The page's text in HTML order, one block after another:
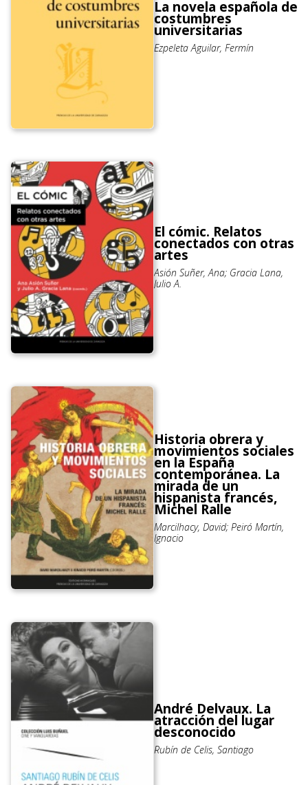
La novela española de
costumbres
universitarias
Ezpeleta Aguilar, Fermín
El cómic. Relatos
conectados con otras
artes
Asión Suñer, Ana; Gracia Lana,
Julio A.
Historia obrera y
movimientos sociales
en la España
contemporánea. La
mirada de un
hispanista francés,
Michel Ralle
Marcilhacy, David; Peiró Martín,
Ignacio
André Delvaux. La
atracción del lugar
desconocido
Rubín de Celis, Santiago